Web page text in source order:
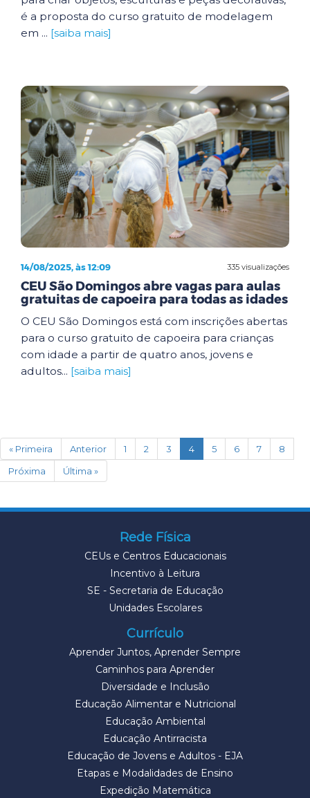
é a proposta do curso gratuito de modelagem
em ... [saiba mais]
335 visualizações
14/08/2025, às 12:09
CEU São Domingos abre vagas para aulas
gratuitas de capoeira para todas as idades
O CEU São Domingos está com inscrições abertas
para o curso gratuito de capoeira para crianças
com idade a partir de quatro anos, jovens e
adultos... [saiba mais]
« Primeira Anterior 1 2 3 4(current)
5 6 7
8
Próxima
Última »
Rede Física
CEUs e Centros Educacionais
Incentivo à Leitura
SE - Secretaria de Educação
Unidades Escolares
Currículo
Aprender Juntos, Aprender Sempre
Caminhos para Aprender
Diversidade e Inclusão
Educação Alimentar e Nutricional
Educação Ambiental
Educação Antirracista
Educação de Jovens e Adultos - EJA
Etapas e Modalidades de Ensino
Expedição Matemática